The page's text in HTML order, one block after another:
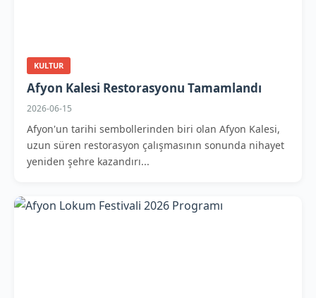
KULTUR
Afyon Kalesi Restorasyonu Tamamlandı
2026-06-15
Afyon'un tarihi sembollerinden biri olan Afyon Kalesi,
uzun süren restorasyon çalışmasının sonunda nihayet
yeniden şehre kazandırı...